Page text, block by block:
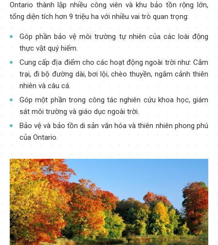
Ontario thành lập nhiều công viên và khu bảo tồn rộng lớn,
tổng diện tích hơn 9 triệu ha với nhiều vai trò quan trọng:
Góp phần bảo vệ môi trường tự nhiên của các loài động
thực vật quý hiếm.
Cung cấp địa điểm cho các hoạt động ngoài trời như: Cắm
trại, đi bộ đường dài, bơi lội, chèo thuyền, ngắm cảnh thiên
nhiên và câu cá.
Góp một phần trong công tác nghiên cứu khoa học, giám
sát môi trường và giáo dục ngoài trời.
Bảo vệ và bảo tồn di sản văn hóa và thiên nhiên phong phú
của Ontario.